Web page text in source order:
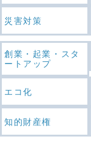
災害対策
創業・起業・スタ
ートアップ
エコ化
知的財産権